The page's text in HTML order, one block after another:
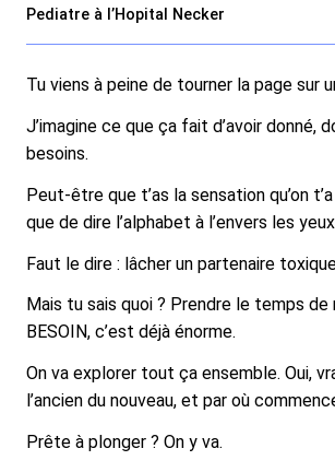
Pediatre à l’Hopital Necker
Tu viens à peine de tourner la page sur
J’imagine ce que ça fait d’avoir
besoins.
Peut-être que t’as la sensation qu’on
que de dire l’alphabet à l’envers les
Faut le dire : lâcher un partenaire
Mais tu sais quoi ? Prendre le temps
BESOIN, c’est déjà énorme.
On va explorer tout ça ensemble. Oui,
l’ancien du nouveau, et par où
Prête à plonger ? On y va.